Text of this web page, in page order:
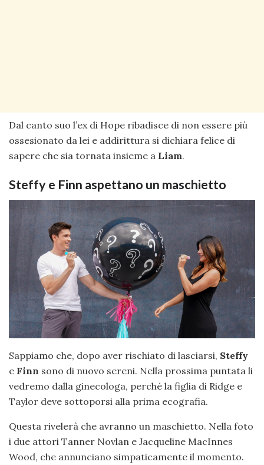
Dal canto suo l’ex di Hope ribadisce di non essere più
ossesionato da lei e addirittura si dichiara felice di
sapere che sia tornata insieme a Liam.
Steffy e Finn aspettano un maschietto
Sappiamo che, dopo aver rischiato di lasciarsi, Steffy
e Finn sono di nuovo sereni. Nella prossima puntata li
vedremo dalla ginecologa, perché la figlia di Ridge e
Taylor deve sottoporsi alla prima ecografia.
Questa rivelerà che avranno un maschietto. Nella foto
i due attori Tanner Novlan e Jacqueline MacInnes
Wood, che annunciano simpaticamente il momento.